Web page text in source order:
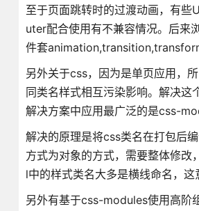
至于页面跳转时的过渡动画，有
uter配合使用有不兼容情况。后
件套
另外关于css，因为是单页应用，
同类名样式相互污染影响。解决
解决方案中应用最广泛的是css-
解决的原理是将css类名在打包后
方式为对象的方式，需要整体修
l中的样式类名大多是横线命名，
另外有基于css-modules使用高阶